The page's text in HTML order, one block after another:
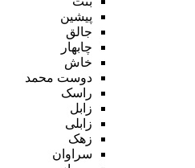
پیشین
جالق
چابهار
خاش
دوست محمد
راسک
زابل
زابلی
زهک
سراوان